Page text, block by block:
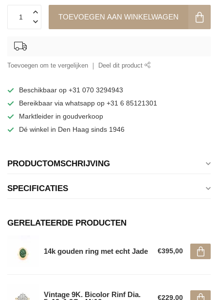
TOEVOEGEN AAN WINKELWAGEN
Toevoegen om te vergelijken Deel dit product
Beschikbaar op +31 070 3294943
Bereikbaar via whatsapp op +31 6 85121301
Marktleider in goudverkoop
Dé winkel in Den Haag sinds 1946
PRODUCTOMSCHRIJVING
SPECIFICATIES
GERELATEERDE PRODUCTEN
14k gouden ring met echt Jade €395,00
Vintage 9K. Bicolor Rinf Dia.
€229,00